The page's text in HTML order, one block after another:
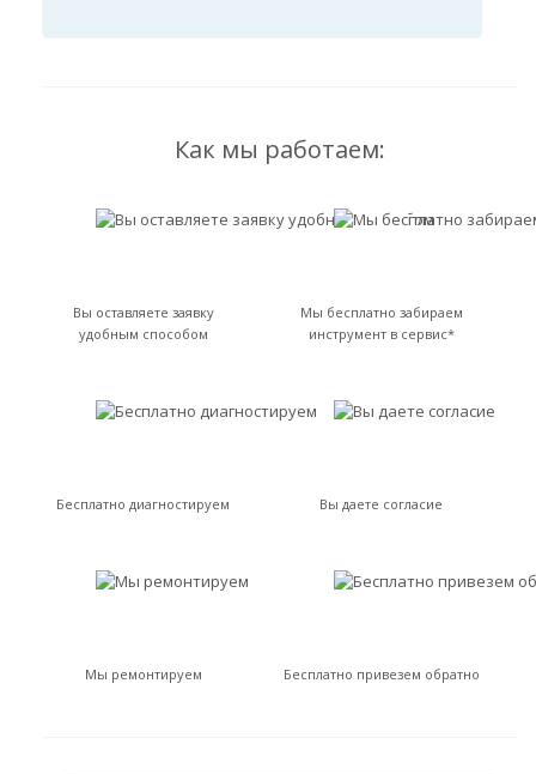
Как мы работаем:
Вы оставляете заявку
удобным способом
Мы бесплатно забираем
инструмент в сервис*
Бесплатно диагностируем Вы даете согласие
Мы ремонтируем Бесплатно привезем обратно